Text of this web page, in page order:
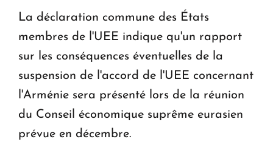
La déclaration commune des États
membres de l'UEE indique qu'un rapport
sur les conséquences éventuelles de la
suspension de l'accord de l'UEE concernant
l'Arménie sera présenté lors de la réunion
du Conseil économique suprême eurasien
prévue en décembre.